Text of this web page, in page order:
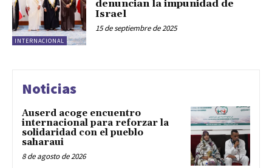
INTERNACIONAL
denuncian la impunidad de
Israel
15 de septiembre de 2025
Noticias
Auserd acoge encuentro
internacional para reforzar la
solidaridad con el pueblo
saharaui
8 de agosto de 2026